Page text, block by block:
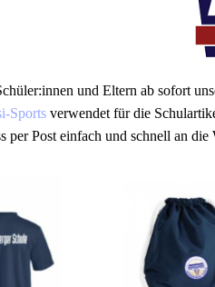
und Eltern ab sofort
Sports verwendet für die
per Post einfach und schnell an die